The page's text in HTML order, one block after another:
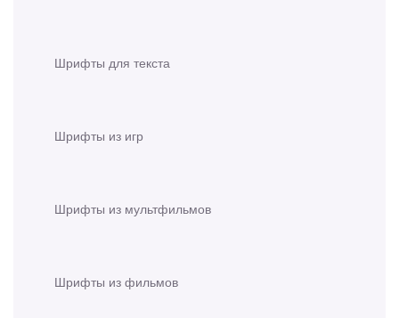
Шрифты для текста
Шрифты из игр
Шрифты из мультфильмов
Шрифты из фильмов